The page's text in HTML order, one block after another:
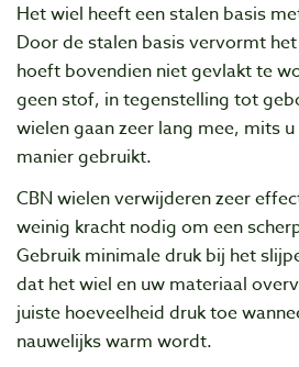
Het wiel heeft een stalen basis
Door de stalen basis vervormt
hoeft bovendien niet gevlakt te
geen stof, in tegenstelling tot
wielen gaan zeer lang mee, mits
manier gebruikt.
CBN wielen verwijderen zeer
weinig kracht nodig om een
Gebruik minimale druk bij het
dat het wiel en uw materiaal
juiste hoeveelheid druk toe
nauwelijks warm wordt.